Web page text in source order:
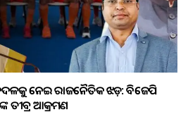
ନେଇ ରାଜନୈତିକ ଝଡ଼: ବିଜେପି
ତୀବ୍ର ଆକ୍ରମଣ